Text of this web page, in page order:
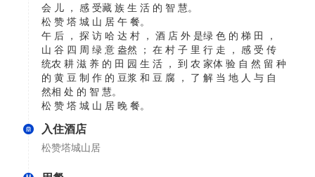
会 儿 ， 感 受藏 族 生 活 的 智 慧。
松 赞 塔 城 山 居 午 餐。
午 后 ， 探 访 哈 达 村 ， 酒 店 外 是绿 色 的 梯 田 ，
山 谷 四 周 绿 意 盎然 ； 在 村 子 里 行 走 ， 感 受 传
统农 耕 滋 养 的 田 园 生 活 ， 到 农 家体 验 自 然 留 种
的 黄 豆 制 作 的 豆浆 和 豆 腐 ， 了 解 当 地 人 与 自
然相 处 的 智 慧。
松 赞 塔 城 山 居 晚 餐。
入住酒店
松赞塔城山居